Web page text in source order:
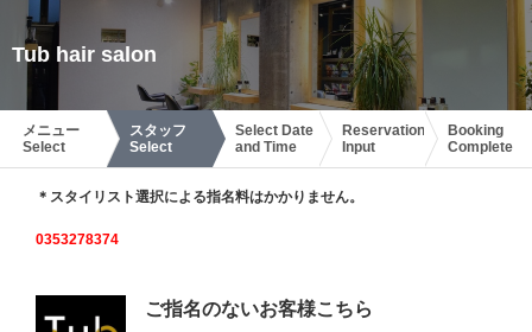
Tub hair salon
メニュー
Select
スタッフ
Select
Select Date
and Time
Reservation
Input
Booking
Complete
＊スタイリスト選択による指名料はかかりません。
0353278374
ご指名のないお客様こちら